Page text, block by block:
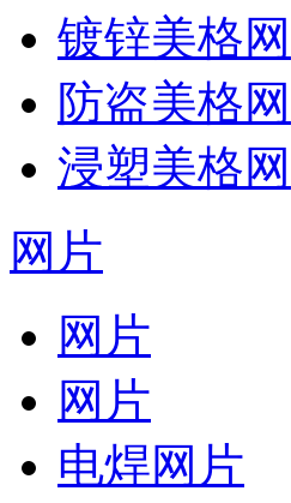
镀锌美格网
防盗美格网
浸塑美格网
网片
网片
网片
电焊网片